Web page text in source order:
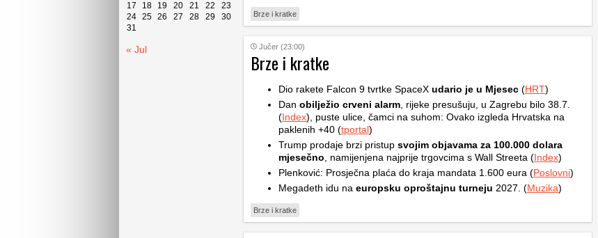
17
18 19 20 21 22
23
24 25 26 27 28 29
30
31
« Jul
Brze i kratke
Jučer (23:00)
Brze i kratke
Dio rakete Falcon 9 tvrtke SpaceX udario je u Mjesec (HRT)
Dan obilježio crveni alarm , rijeke presušuju, u Zagrebu bilo 38.7.
(Index), puste ulice, čamci na suhom: Ovako izgleda Hrvatska na
paklenih +40 (tportal)
Trump prodaje brzi pristup svojim objavama za 100.000 dolara
mjesečno , namijenjena najprije trgovcima s Wall Streeta (Index)
Plenković: Prosječna plaća do kraja mandata 1.600 eura (Poslovni)
Megadeth idu na europsku oproštajnu turneju 2027. (Muzika)
Brze i kratke